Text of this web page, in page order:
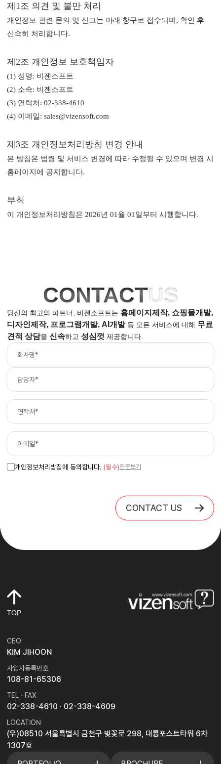
제1조 의견 및 불만 처리
개인정보 관련 문의 및 신고는 아래 창구로 접수되며, 확인 후
신속히 처리합니다.
제2조 개인정보 보호책임자
(1) 성명: 비젠소프트
(2) 소속: 비젠소프트
(3) 연락처: 02-338-4610
(4) 이메일: sales@vizensoft.com
제3조 개인정보처리방침 변경 안내
본 방침은 법령 및 서비스 변경에 따라 수정될 수 있으며 변경 시
홈페이지에 공지합니다.
부칙
이 개인정보처리방침은 2026년 01월 01일부터 시행합니다.
CONTACTUS
당신의 최고의 파트너, 비젠소프트는 홈페이지제작, 쇼핑몰개발,
디자인제작, 프로그램개발, AI개발등 모든 서비스에 대해 무료
견적 상담을 신속하고 성심껏 제공합니다.
개인정보처리방침에 동의합니다. (필수)전문보기
CONTACT US
TOP
CEO
KIM JIHOON
사업자등록번호
108-81-65306
TEL · FAX
02-338-4610 · 02-338-4609
LOCATION
(우)08510 서울특별시 금천구 벚꽃로 298, 대륭포스트타워 6차
1307호